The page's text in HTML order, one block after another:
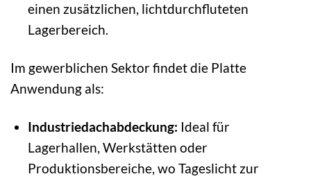
einen zusätzlichen, lichtdurchfluteten
Lagerbereich.
Im gewerblichen Sektor findet die Platte
Anwendung als:
Industriedachabdeckung: Ideal für
Lagerhallen, Werkstätten oder
Produktionsbereiche, wo Tageslicht zur